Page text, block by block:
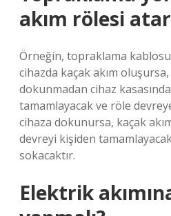
akım rölesi atar
Örneğin, topraklama
cihazda kaçak akım
dokunmadan cihaz
tamamlayacak ve röle
cihaza dokunursa, kaçak
devreyi kişiden
sokacaktır.
Elektrik